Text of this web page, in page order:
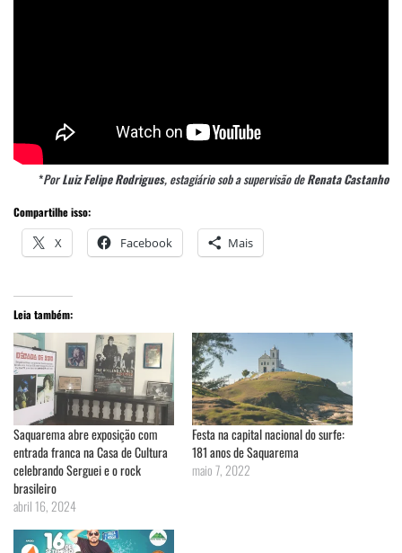
*PorLuiz Felipe Rodrigues, estagiário sob a supervisão deRenata Castanho
Compartilhe isso:
X Facebook Mais
Leia também:
Saquarema abre exposição com
entrada franca na Casa de Cultura
celebrando Serguei e o rock
brasileiro
abril 16, 2024
Festa na capital nacional do surfe:
181 anos de Saquarema
maio 7, 2022